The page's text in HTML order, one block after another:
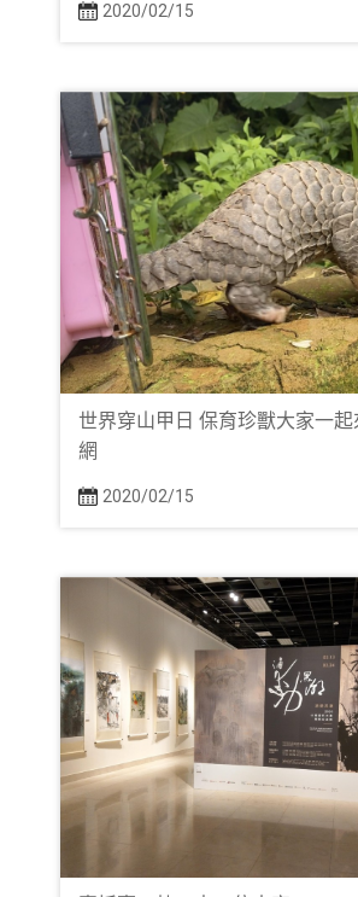
2020/02/15
世界穿山甲日 保育珍獸大家一起
網
2020/02/15